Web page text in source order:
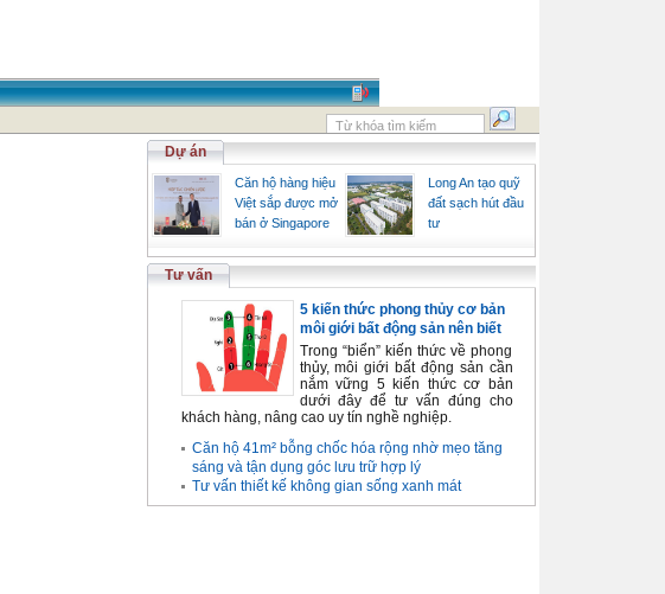
Dự án
Căn hộ hàng hiệu
Việt sắp được mở
bán ở Singapore
Long An tạo quỹ
đất sạch hút đầu
tư
Tư vấn
5 kiến thức phong thủy cơ bản
môi giới bất động sản nên biết
Trong “biển” kiến thức về phong
thủy, môi giới bất động sản cần
nắm vững 5 kiến thức cơ bản
dưới đây để tư vấn đúng cho
khách hàng, nâng cao uy tín nghề nghiệp.
Căn hộ 41m² bỗng chốc hóa rộng nhờ mẹo tăng
sáng và tận dụng góc lưu trữ hợp lý
Tư vấn thiết kế không gian sống xanh mát